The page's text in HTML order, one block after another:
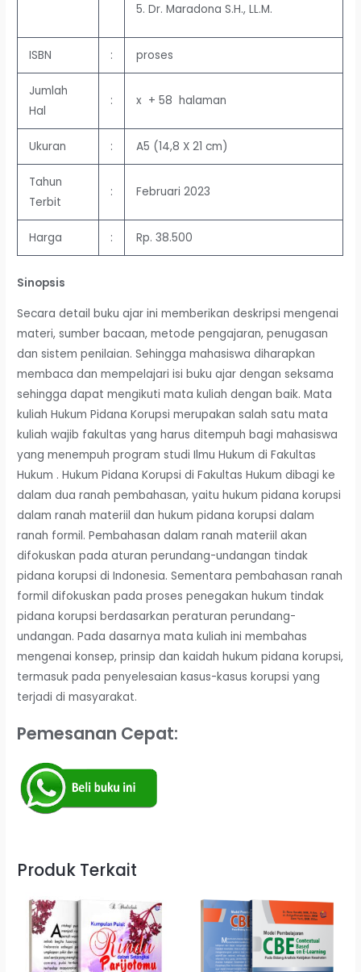
5. Dr. Maradona S.H., LL.M.
ISBN : proses
Jumlah
Hal
: x + 58 halaman
Ukuran : A5 (14,8 X 21 cm)
Tahun
Terbit
: Februari 2023
Harga : Rp. 38.500
Sinopsis
Secara detail buku ajar ini memberikan deskripsi mengenai
materi, sumber bacaan, metode pengajaran, penugasan
dan sistem penilaian. Sehingga mahasiswa diharapkan
membaca dan mempelajari isi buku ajar dengan seksama
sehingga dapat mengikuti mata kuliah dengan baik. Mata
kuliah Hukum Pidana Korupsi merupakan salah satu mata
kuliah wajib fakultas yang harus ditempuh bagi mahasiswa
yang menempuh program studi Ilmu Hukum di Fakultas
Hukum . Hukum Pidana Korupsi di Fakultas Hukum dibagi ke
dalam dua ranah pembahasan, yaitu hukum pidana korupsi
dalam ranah materiil dan hukum pidana korupsi dalam
ranah formil. Pembahasan dalam ranah materiil akan
difokuskan pada aturan perundang-undangan tindak
pidana korupsi di Indonesia. Sementara pembahasan ranah
formil difokuskan pada proses penegakan hukum tindak
pidana korupsi berdasarkan peraturan perundang-
undangan. Pada dasarnya mata kuliah ini membahas
mengenai konsep, prinsip dan kaidah hukum pidana korupsi,
termasuk pada penyelesaian kasus-kasus korupsi yang
terjadi di masyarakat.
Pemesanan Cepat:
Produk Terkait